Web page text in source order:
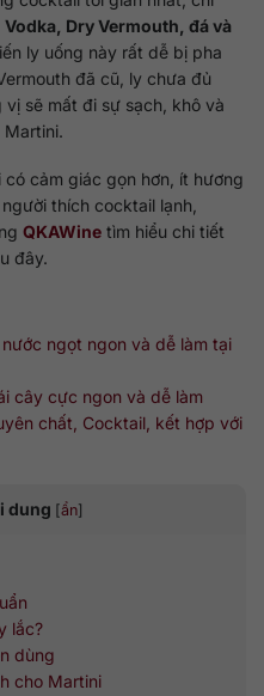
Vodka, Dry Vermouth, đá và
ly uống này rất dễ bị pha
đã cũ, ly chưa đủ
sẽ mất đi sự sạch, khô và
Martini.
cảm giác gọn hơn, ít hương
thích cocktail lạnh,
QKAWine tìm hiểu chi tiết
đây.
ngọt ngon và dễ làm tại
cây cực ngon và dễ làm
chất, Cocktail, kết hợp với
dung [ẩn]
lắc?
dùng
cho Martini